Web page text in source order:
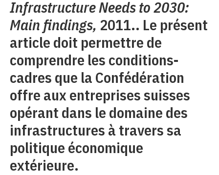
Infrastructure Needs to 2030:
Main findings, 2011.. Le présent
article doit permettre de
comprendre les conditions-
cadres que la Confédération
offre aux entreprises suisses
opérant dans le domaine des
infrastructures à travers sa
politique économique
extérieure.